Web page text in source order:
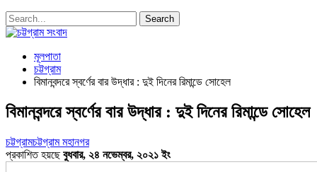
মূলপাতা
চট্টগ্রাম
বিমানবন্দরে স্বর্ণের বার উদ্ধার : দুই দিনের রিমান্ডে সোহেল
বিমানবন্দরে স্বর্ণের বার উদ্ধার : দুই দিনের রিমান্ডে সোহেল
চট্টগ্রামচট্টগ্রাম মহানগর
প্রকাশিত হয়ছেবুধবার, ২৪ নভেম্বর, ২০২১ ইং